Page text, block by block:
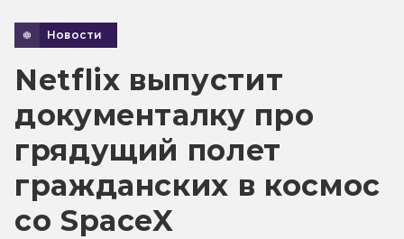
Новости
Netflix выпустит
документалку про
грядущий полет
гражданских в космос
со SpaceX